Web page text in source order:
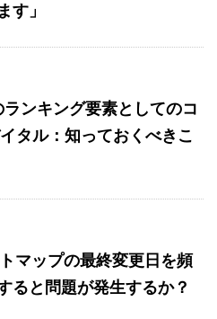
す」
ンキング要素としてのコ
タル：知っておくべきこ
マップの最終変更日を頻
ると問題が発生するか？